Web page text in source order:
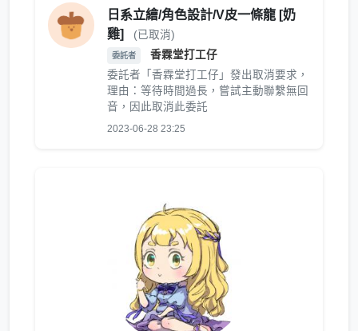
日系立繪/角色設計/V皮一條龍 [奶
雞]
(已取消)
委託者
香霖堂打工仔
委託者「香霖堂打工仔」發出取消要求，
理由：等待時間過長，嘗試主動聯繫無回
音，因此取消此委託
2023-06-28 23:25